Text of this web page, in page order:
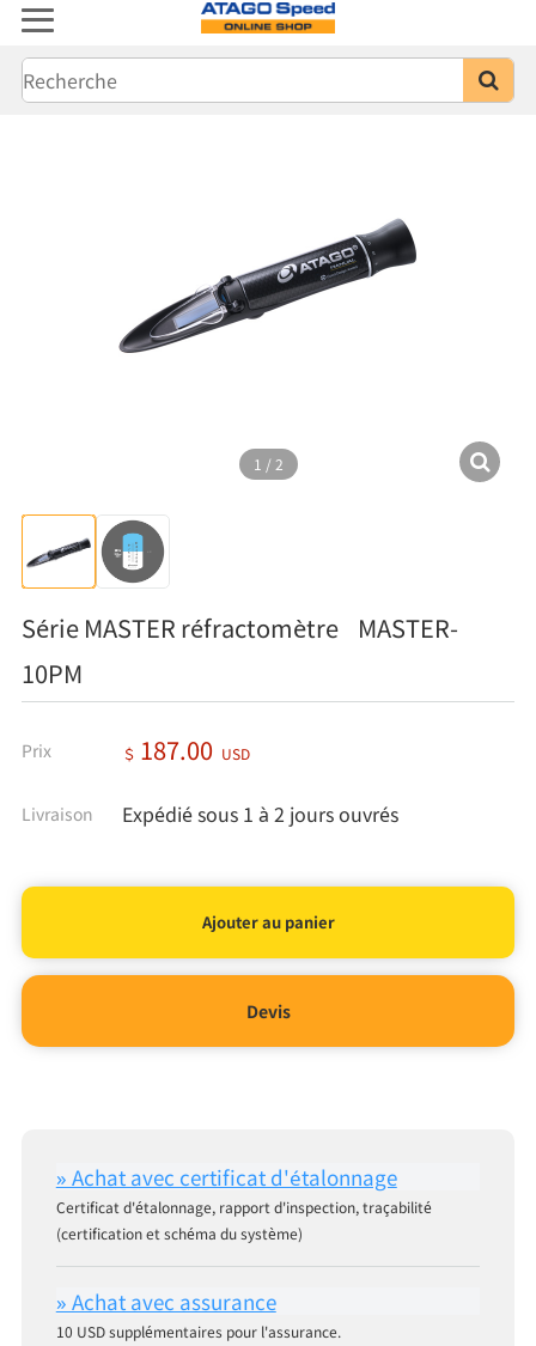
1 / 2
Série MASTER réfractomètre MASTER-
10PM
Prix ＄ 187.00 USD
Livraison Expédié sous 1 à 2 jours ouvrés
Devis
Certificat d'étalonnage, rapport d'inspection, traçabilité
(certification et schéma du système)
10 USD supplémentaires pour l'assurance.